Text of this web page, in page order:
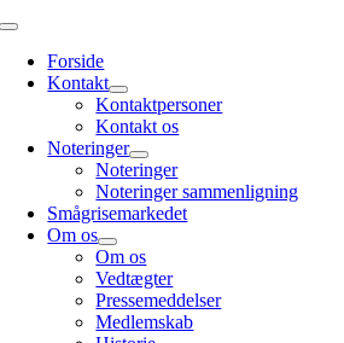
Skip
content
Toggle
NavigationForside
Kontakt
Kontaktpersoner
Kontakt os
Noteringer
Noteringer
Noteringer sammenligning
Smågrisemarkedet
Om os
Om os
Vedtægter
Pressemeddelser
Medlemskab